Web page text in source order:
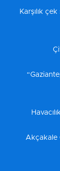
Karşılık
Akçakale